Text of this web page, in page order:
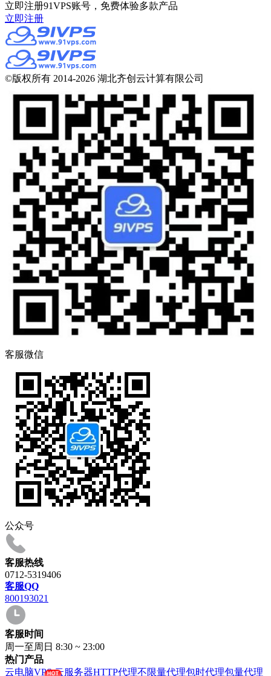
立即注册91VPS账号，免费体验多款产品
立即注册
©版权所有 2014-2026 湖北齐创云计算有限公司
客服微信
公众号
客服热线
0712-5319406
客服QQ
800193021
客服时间
周一至周日 8:30 ~ 23:00
热门产品
云电脑VPS云服务器HTTP代理不限量代理包时代理包量代理